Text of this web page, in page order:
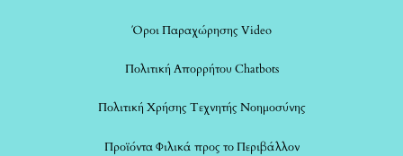
Όροι Παραχώρησης Video
Πολιτική Απορρήτου Chatbots
Πολιτική Χρήσης Τεχνητής Νοημοσύνης
Προϊόντα Φιλικά προς το Περιβάλλον